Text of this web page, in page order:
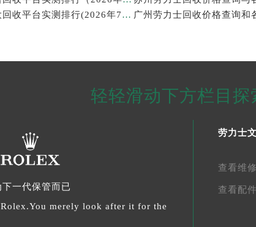
武汉劳力士回收价格查询及各大回收平台实测排行(2026年7月最新数据)
轻轻滑动下方栏目探
一代保管而已
merely look after it for the
劳力士
查看维
查看配